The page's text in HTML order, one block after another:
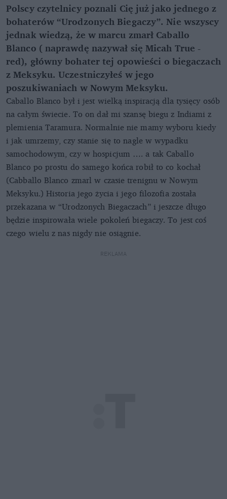
Polscy czytelnicy poznali Cię już jako jednego z
bohaterów “Urodzonych Biegaczy”. Nie wszyscy
jednak wiedzą, że w marcu zmarł Caballo
Blanco ( naprawdę nazywał się Micah True -
red), główny bohater tej opowieści o biegaczach
z Meksyku. Uczestniczyłeś w jego
poszukiwaniach w Nowym Meksyku.
Caballo Blanco był i jest wielką inspiracją dla tysięcy osób
na całym świecie. To on dał mi szansę biegu z Indiami z
plemienia Taramura. Normalnie nie mamy wyboru kiedy
i jak umrzemy, czy stanie się to nagle w wypadku
samochodowym, czy w hospicjum …. a tak Caballo
Blanco po prostu do samego końca robił to co kochał
(Cabballo Blanco zmarl w czasie trenignu w Nowym
Meksyku.) Historia jego życia i jego filozofia została
przekazana w “Urodzonych Biegaczach” i jeszcze długo
będzie inspirowała wiele pokoleń biegaczy. To jest coś
czego wielu z nas nigdy nie osiągnie.
REKLAMA